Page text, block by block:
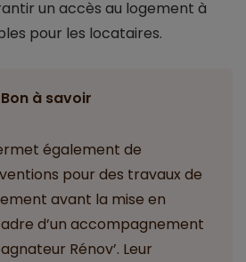
un accès au logement à
pour les locataires.
Bon à savoir
également de
pour des travaux de
avant la mise en
d’un accompagnement
Rénov’. Leur